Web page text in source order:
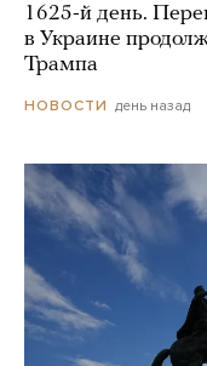
1625-й день.
в Украине
Трампа
НОВОСТИ день назад